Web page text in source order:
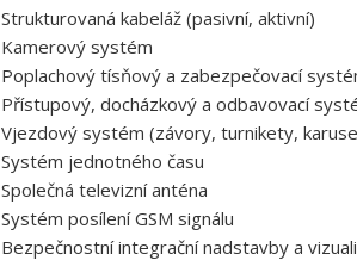
Strukturovaná kabeláž (pasivní, aktivní)
Kamerový systém
Poplachový tísňový a zabezpečovací
Přístupový, docházkový a odbavovací
Vjezdový systém (závory, turnikety,
Systém jednotného času
Společná televizní anténa
Systém posílení GSM signálu
Bezpečnostní integrační nadstavby a